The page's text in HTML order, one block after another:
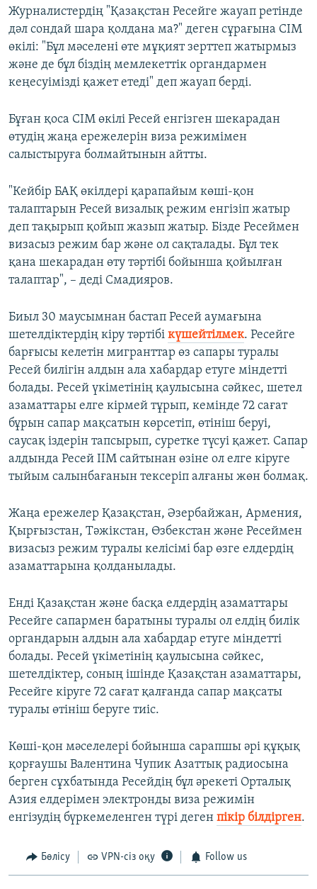
Журналистердің "Қазақстан Ресейге жауап ретінде
дәл сондай шара қолдана ма?" деген сұрағына СІМ
өкілі: "Бұл мәселені өте мұқият зерттеп жатырмыз
және де бұл біздің мемлекеттік органдармен
кеңесуімізді қажет етеді" деп жауап берді.
Бұған қоса СІМ өкілі Ресей енгізген шекарадан
өтудің жаңа ережелерін виза режимімен
салыстыруға болмайтынын айтты.
"Кейбір БАҚ өкілдері қарапайым көші-қон
талаптарын Ресей визалық режим енгізіп жатыр
деп тақырып қойып жазып жатыр. Бізде Ресеймен
визасыз режим бар және ол сақталады. Бұл тек
қана шекарадан өту тәртібі бойынша қойылған
талаптар", – деді Смадияров.
Биыл 30 маусымнан бастап Ресей аумағына
шетелдіктердің кіру тәртібі күшейтілмек. Ресейге
барғысы келетін мигранттар өз сапары туралы
Ресей билігін алдын ала хабардар етуге міндетті
болады. Ресей үкіметінің қаулысына сәйкес, шетел
азаматтары елге кірмей тұрып, кемінде 72 сағат
бұрын сапар мақсатын көрсетіп, өтініш беруі,
саусақ іздерін тапсырып, суретке түсуі қажет. Сапар
алдында Ресей ІІМ сайтынан өзіне ол елге кіруге
тыйым салынбағанын тексеріп алғаны жөн болмақ.
Жаңа ережелер Қазақстан, Әзербайжан, Армения,
Қырғызстан, Тәжікстан, Өзбекстан және Ресеймен
визасыз режим туралы келісімі бар өзге елдердің
азаматтарына қолданылады.
Енді Қазақстан және басқа елдердің азаматтары
Ресейге сапармен баратыны туралы ол елдің билік
органдарын алдын ала хабардар етуге міндетті
болады. Ресей үкіметінің қаулысына сәйкес,
шетелдіктер, соның ішінде Қазақстан азаматтары,
Ресейге кіруге 72 сағат қалғанда сапар мақсаты
туралы өтініш беруге тиіс.
Көші-қон мәселелері бойынша сарапшы әрі құқық
қорғаушы Валентина Чупик Азаттық радиосына
берген сұхбатында Ресейдің бұл әрекеті Орталық
Азия елдерімен электронды виза режимін
енгізудің бүркемеленген түрі деген пікір білдірген.
Бөлісу VPN-сіз оқу Follow us